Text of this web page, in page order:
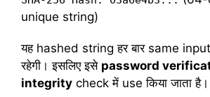
unique string)
यह hashed string हर बार same
रहेगी। इसलिए इसे password
integrity check में use किया जाता है।